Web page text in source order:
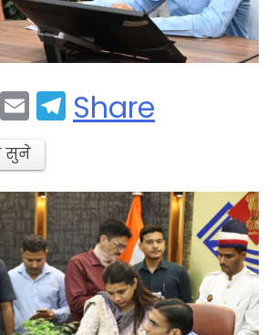
Messenger
EmailTelegram
Share
सुने